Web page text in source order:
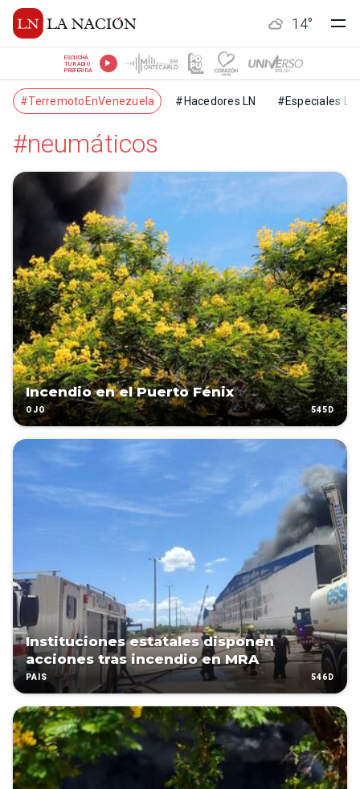
14°
ESCUCHÁ
TU RADIO
PREFERIDA
#TerremotoEnVenezuela #Hacedores LN #Especiales LN
#neumáticos
Incendio en el Puerto Fénix
OJO 545D
Instituciones estatales disponen
acciones tras incendio en MRA
PAÍS 546D